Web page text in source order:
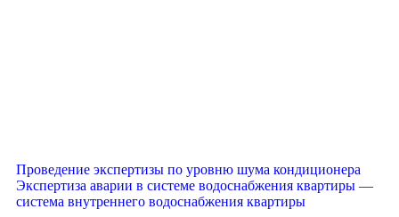
Проведение экспертизы по уровню шума кондиционера
Экспертиза аварии в системе водоснабжения квартиры —
система внутреннего водоснабжения квартиры